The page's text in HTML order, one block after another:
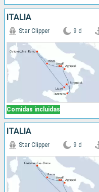
ITALIA
Comidas incluidas
Star Clipper 9 d
ITALIA
Star Clipper 9 d